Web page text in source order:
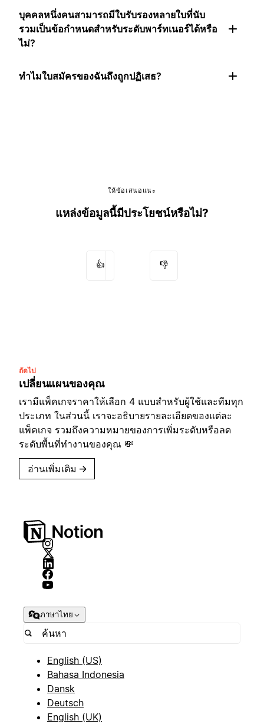
บุคคลหนึ่งคนสามารถมีใบรับรองหลายใบที่นับ
รวมเป็นข้อกำหนดสำหรับระดับพาร์ทเนอร์ได้หรือ
ไม่?
ทำไมใบสมัครของฉันถึงถูกปฏิเสธ?
ให้ข้อเสนอแนะ
แหล่งข้อมูลนี้มีประโยชน์หรือไม่?
👍 👎
ถัดไป
เปลี่ยนแผนของคุณ
เรามีแพ็คเกจราคาให้เลือก 4 แบบสำหรับผู้ใช้และทีมทุก
ประเภท ในส่วนนี้ เราจะอธิบายรายละเอียดของแต่ละ
แพ็คเกจ รวมถึงความหมายของการเพิ่มระดับหรือลด
ระดับพื้นที่ทำงานของคุณ 💸
อ่านเพิ่มเติม →
ภาษาไทย
English (US)
Bahasa Indonesia
Dansk
Deutsch
English (UK)